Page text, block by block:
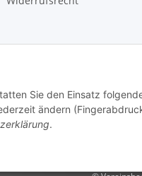
Sie den Einsatz
ändern
.